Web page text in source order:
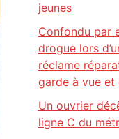
jeunes
Confondu par
drogue lors
réclame
garde à vue et
Un ouvrier
ligne C du